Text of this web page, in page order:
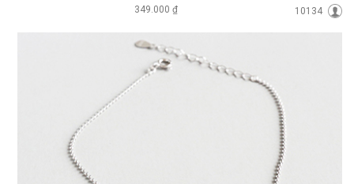
349.000 ₫ 10134